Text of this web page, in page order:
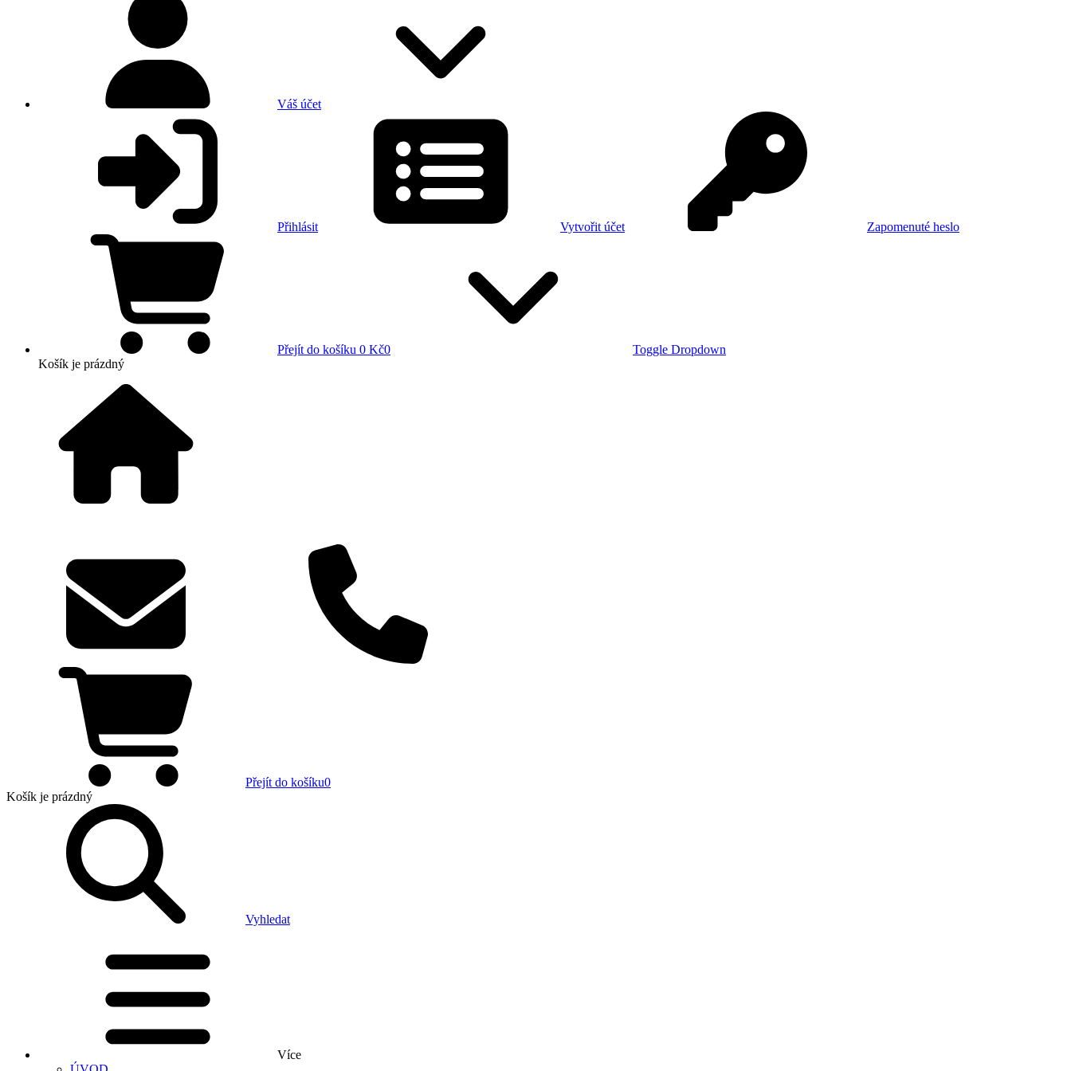
Váš účet
Přihlásit Vytvořit účet Zapomenuté heslo
Přejít do košíku 0 Kč0
Toggle Dropdown
Košík je prázdný
Přejít do košíku0
Košík je prázdný
Vyhledat
Více